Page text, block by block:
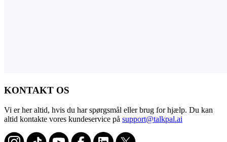
KONTAKT OS
Vi er her altid, hvis du har spørgsmål eller brug for hjælp. Du kan
altid kontakte vores kundeservice på support@talkpal.ai